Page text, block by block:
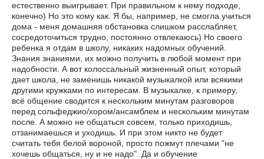
естественно выигрывает. При правильном к нему подходе,
конечно) Но это кому как. Я бы, например, не смогла учиться
дома - меня домашняя обстановка слишком расслабляет,
сосредоточиться трудно, постоянно отвлекаюсь) Но своего
ребенка я отдам в школу, никаких надомных обучений.
Знания знаниями, их можно получить в любой момент при
надобности. А вот колоссальный жизненный опыт, который
дает школа, не заменишь никакой музыкалкой или всякими
другими кружками по интересам. В музыкалке, к примеру,
всё общение сводится к нескольким минутам разговоров
перед сольфеджио/хором/ансамблем и нескольким минутам
после. А можно не общаться совсем, только приходишь,
отзанимаешься и уходишь. И при этом никто не будет
считать тебя белой вороной, просто пожмут плечами "не
хочешь общаться, ну и не надо". Да и обучение